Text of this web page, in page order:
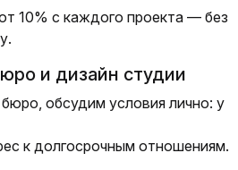
10% с каждого проекта — без
и дизайн студии
обсудим условия лично: у
к долгосрочным отношениям.